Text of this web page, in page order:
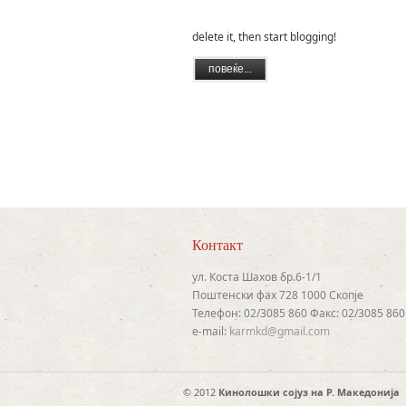
delete it, then start blogging!
повеќе...
Контакт
ул. Коста Шахов бр.6-1/1
Поштенски фах 728 1000 Скопје
Телефон: 02/3085 860 Факс: 02/3085 860
e-mail: karmkd@gmail.com
© 2012 Кинолошки сојуз на Р. Македонија